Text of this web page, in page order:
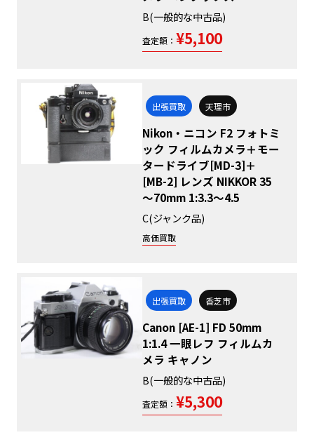
B(一般的な中古品)
査定額： ¥5,100
出張買取 天理市
Nikon・ニコン F2 フォトミ
ック フィルムカメラ＋モー
タードライブ[MD-3]＋
[MB-2] レンズ NIKKOR 35
～70mm 1:3.3～4.5
C(ジャンク品)
高価買取
出張買取 香芝市
Canon [AE-1] FD 50mm
1:1.4 一眼レフ フィルムカ
メラ キャノン
B(一般的な中古品)
査定額： ¥5,300